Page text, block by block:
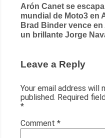
Post
navigation
Arón Canet se
mundial de Moto3 en
Brad Binder vence
un brillante Jorge
Leave a Reply
Your email address will
published. Required
*
Comment *